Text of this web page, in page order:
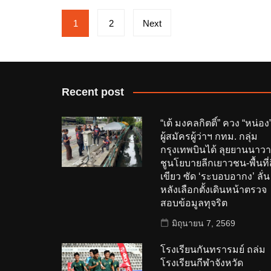
Posts
pagination
1 2 Next
Recent post
“เต้ มงคลกิตติ์” ควง “หน่อง
ผู้สมัครผู้ว่าฯ กทม. กลุ่ม
กรุงเทพบินได้ ลุยยานนาวา
ชูนโยบายลีกเยาวชน-พื้นที่
เขียว ซัด ‘ระบอบอากง’ ลั่น
หลังเลือกตั้งเดินหน้าตรวจ
สอบข้อมูลทุจริต
มิถุนายน 7, 2569
โรงเรียนกันทรารมย์ ถล่ม
โรงเรียนกีฬาจังหวัด